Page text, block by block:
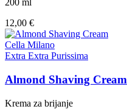
200 ml
12,00 €
Cella Milano
Extra Extra Purissima
Almond Shaving Cream
Krema za brijanje